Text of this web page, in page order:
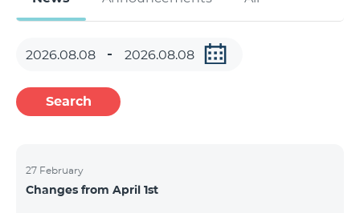
Search
27 February
Changes from April 1st